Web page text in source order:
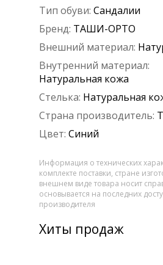
Тип обуви: Сандалии
Бренд: ТАШИ-ОРТО
Внешний материал:
Внутренний материал:
Натуральная кожа
Стелька: Натуральная
Страна производитель:
Цвет: Синий
Информация о технических
комплекте поставки, стране
внешнем виде товара носит
основывается на последних
производителя
Хиты продаж